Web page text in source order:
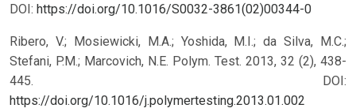
DOI: https://doi.org/10.1016/S0032-3861(02)00344-0
Ribero, V.; Mosiewicki, M.A.; Yoshida, M.I.; da Silva, M.C.;
Stefani, P.M.; Marcovich, N.E. Polym. Test. 2013, 32 (2), 438-
445. DOI:
https://doi.org/10.1016/j.polymertesting.2013.01.002